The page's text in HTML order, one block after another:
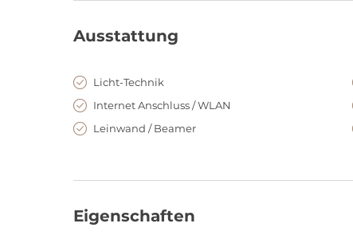
Ausstattung
Licht-Technik
Internet Anschluss / WLAN
Leinwand / Beamer
Eigenschaften